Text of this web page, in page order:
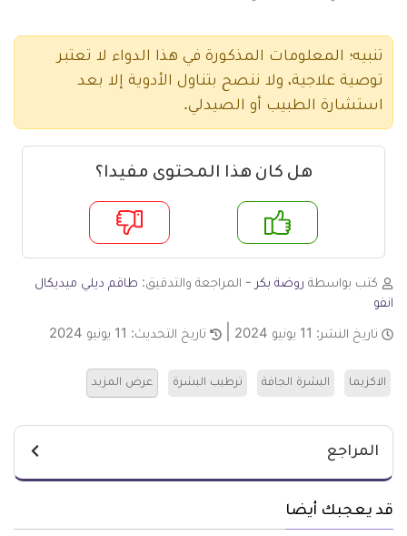
تنبيه؛ المعلومات المذكورة في هذا الدواء لا تعتبر
توصية علاجية، ولا ننصح بتناول الأدوية إلا بعد
استشارة الطبيب أو الصيدلي.
هل كان هذا المحتوى مفيدا؟
لا
كتب بواسطة روضة بكر - المراجعة والتدقيق: طاقم ديلي ميديكال
انفو
تاريخ النشر: 11 يونيو 2024 تاريخ التحديث: 11 يونيو 2024
الاكزيما البشرة الجافة ترطيب البشرة عرض المزيد
المراجع
قد يعجبك أيضا